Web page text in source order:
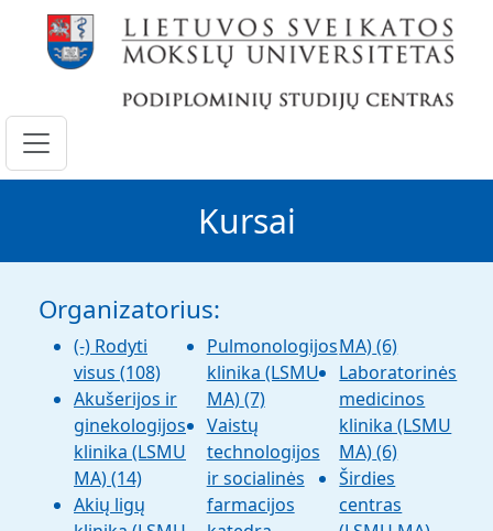
Pereiti į pagrindinį turinį
Kursai
Organizatorius:
(-) Rodyti
visus (108)
Akušerijos ir
ginekologijos
klinika (LSMU
MA)(14)
Akių ligų
Pulmonologijos
klinika (LSMU
MA)(7)
Vaistų
technologijos
ir socialinės
farmacijos
MA)(6)
Laboratorinės
medicinos
klinika (LSMU
MA)(6)
Širdies
centras